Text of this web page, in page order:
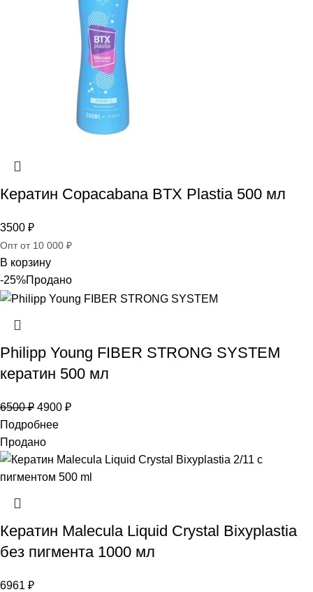
Кератин Copacabana BTX Plastia 500 мл
3500 ₽
Опт от 10 000 ₽
В корзину
-25%Продано
Philipp Young FIBER STRONG SYSTEM
кератин 500 мл
6500₽ 4900 ₽
Подробнее
Продано
Кератин Malecula Liquid Crystal Bixyplastia
без пигмента 1000 мл
6961 ₽